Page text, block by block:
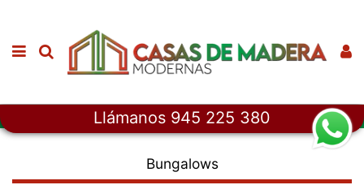
Llámanos 945 225 380
Casas de Madera Bungalows
Bungalows